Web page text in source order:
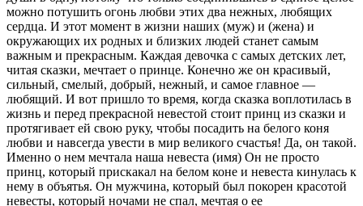
можно потушить огонь любви этих два нежных, любящих
сердца. И этот момент в жизни наших (муж) и (жена) и
окружающих их родных и близких людей станет самым
важным и прекрасным. Каждая девочка с самых детских лет,
читая сказки, мечтает о принце. Конечно же он красивый,
сильный, смелый, добрый, нежный, и самое главное —
любящий. И вот пришло то время, когда сказка воплотилась в
жизнь и перед прекрасной невестой стоит принц из сказки и
протягивает ей свою руку, чтобы посадить на белого коня
любви и навсегда увести в мир великого счастья! Да, он такой.
Именно о нем мечтала наша невеста (имя) Он не просто
принц, который прискакал на белом коне и невеста кинулась к
нему в объятья. Он мужчина, который был покорен красотой
невесты, который ночами не спал, мечтая о ее